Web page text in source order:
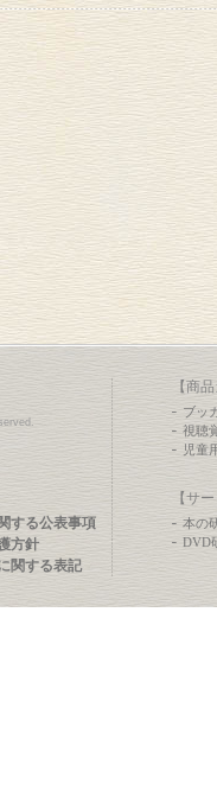
する公表事項
方針
関する表記
【商
ブッ
視聴
児童
【サ
本の
DVD